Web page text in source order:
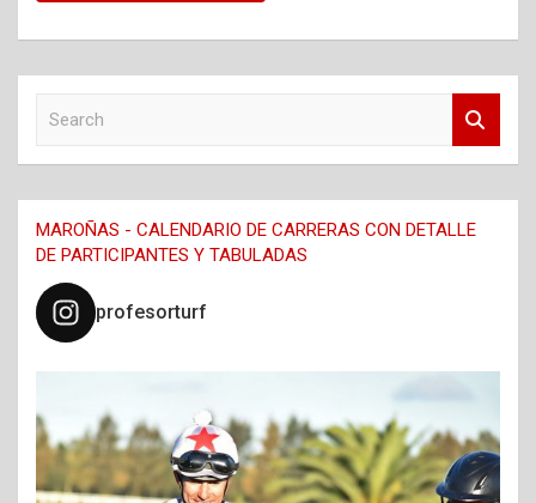
c
h
MAROÑAS - CALENDARIO DE CARRERAS CON DETALLE
DE PARTICIPANTES Y TABULADAS
profesorturf